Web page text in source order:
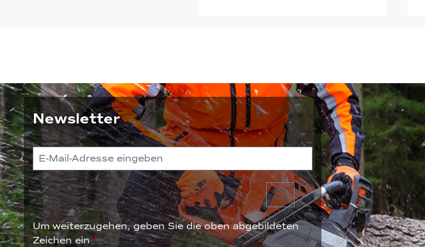
Newsletter
Um weiterzugehen, geben Sie die oben abgebildeten
Zeichen ein*